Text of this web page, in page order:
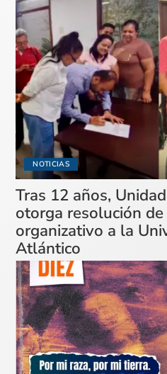
NOTICIAS
Tras 12 años,
otorga resolución
organizativo a la
Atlántico